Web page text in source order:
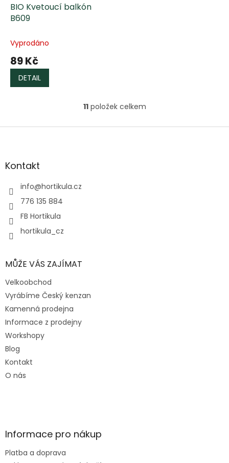
BIO Kvetoucí balkón
B609
Vyprodáno
89 Kč
DETAIL
O
l
11položek celkem
Z
aKontakt
info@hortikula.cz
776 135 884
FB Hortikula
hortikula_cz
MŮŽE VÁS ZAJÍMAT
Velkoobchod
Vyrábíme Český kenzan
Kamenná prodejna
Informace z prodejny
Workshopy
Blog
Kontakt
O nás
Informace pro nákup
Platba a doprava